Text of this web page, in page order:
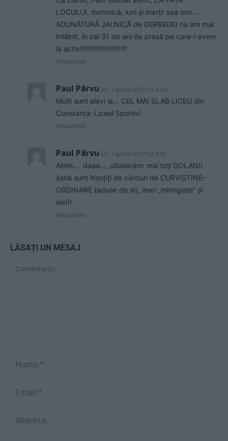
LOCULUI, duminică, luni și marți: așa ooo…
ADUNĂTURĂ JALNICĂ de DERBEDEI nu am mai
întâlnit, în cei 31 de ani de presă pe care-i avem
la activ!!!!!!!!!!!!!!!!!!!!!!!
Răspundeți
Paul Pârvu joi, 1 aprilie 2021 La 2.04
Mulți sunt elevi la… CEL MAI SLAB LICEU din
Constanța: Liceul Sportiv!
Răspundeți
Paul Pârvu joi, 1 aprilie 2021 La 2.15
Ahhh…, daaa…, uitaserăm: mai toți GOLANII
ăștia sunt însoțiți de cârduri de CURVIȘTINE-
ORDINARE (aduse de ei), mari „mitingiste” și
ele!!!
Răspundeți
LĂSAȚI UN MESAJ